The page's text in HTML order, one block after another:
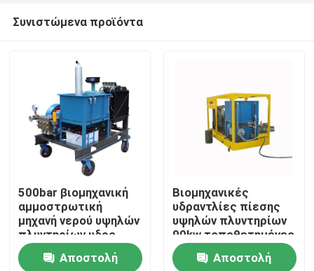
Σπίτι
Προϊόντα
Συνιστώμενα προϊόντα
500bar βιομηχανική
αμμοστρωτική
μηχανή νερού υψηλών
πλυντηρίων υδρο
αεριωθούμενη
καθαρότερηΑποστολή
Βιομηχανικές
υδραντλίες πίεσης
υψηλών πλυντηρίων
90kw τοποθετημένες
ρυμουλκό
Αποστολή